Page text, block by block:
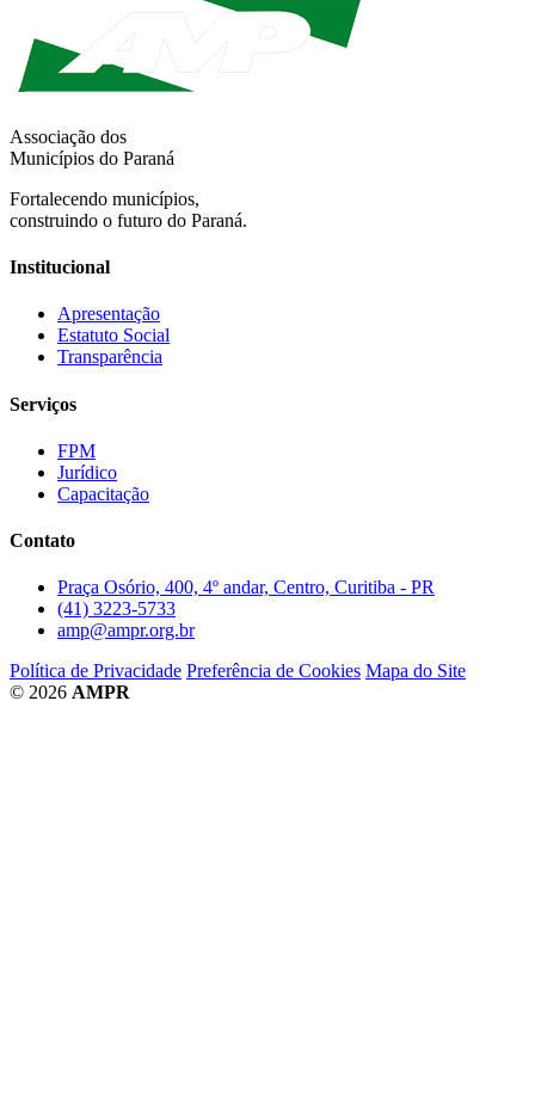
Associação dos
Municípios do Paraná
Fortalecendo municípios,
construindo o futuro do Paraná.
Institucional
Apresentação
Estatuto Social
Transparência
Serviços
FPM
Jurídico
Capacitação
Contato
Praça Osório, 400, 4º andar, Centro, Curitiba - PR
(41) 3223-5733
amp@ampr.org.br
Política de Privacidade Preferência de Cookies Mapa do Site
© 2026 AMPR